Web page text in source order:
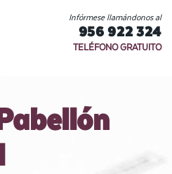
Infórmese llamándonos al
956 922 324
TELÉFONO GRATUITO